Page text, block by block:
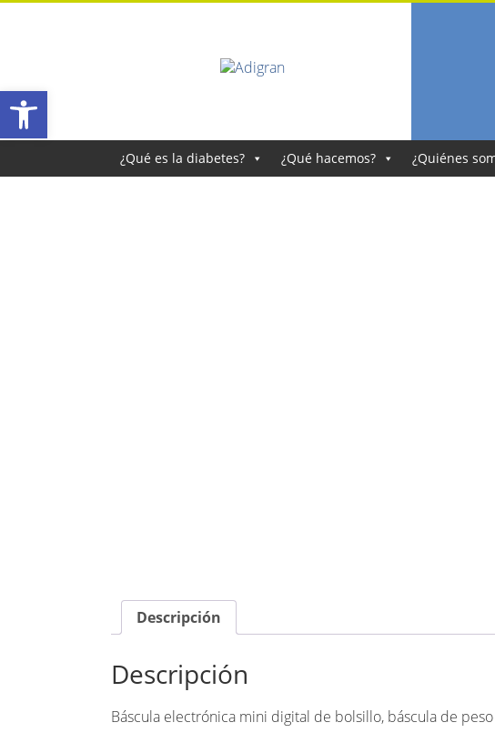
Abrir barra de herramientas
¿Qué es la diabetes? ¿Qué hacemos? ¿Quiénes
Descripción
Descripción
Báscula electrónica mini digital de bolsillo, báscula de